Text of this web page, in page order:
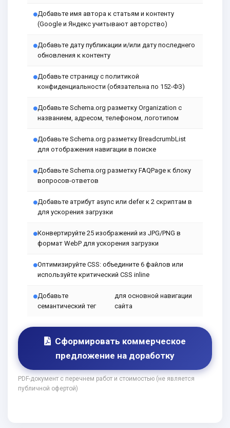
Добавьте имя автора к статьям и контенту
(Google и Яндекс учитывают авторство)
Добавьте дату публикации и/или дату последнего
обновления к контенту
Добавьте страницу с политикой
конфиденциальности (обязательна по 152-ФЗ)
Добавьте Schema.org разметку Organization с
названием, адресом, телефоном, логотипом
Добавьте Schema.org разметку BreadcrumbList
для отображения навигации в поиске
Добавьте Schema.org разметку FAQPage к блоку
вопросов-ответов
Добавьте атрибут async или defer к 2 скриптам в
для ускорения загрузки
Конвертируйте 25 изображений из JPG/PNG в
формат WebP для ускорения загрузки
Оптимизируйте CSS: объедините 6 файлов или
используйте критический CSS inline
Добавьте
семантический тег
для основной навигации
сайта
Сформировать коммерческое
предложение на доработку
PDF-документ с перечнем работ и стоимостью (не является
публичной офертой)